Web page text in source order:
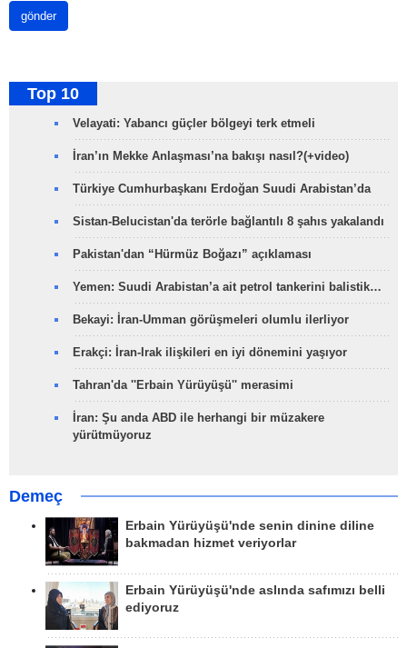
gönder
Top 10
Velayati: Yabancı güçler bölgeyi terk etmeli
İran’ın Mekke Anlaşması’na bakışı nasıl?(+video)
Türkiye Cumhurbaşkanı Erdoğan Suudi Arabistan’da
Sistan-Belucistan'da terörle bağlantılı 8 şahıs yakalandı
Pakistan'dan “Hürmüz Boğazı” açıklaması
Yemen: Suudi Arabistan’a ait petrol tankerini balistik…
Bekayi: İran-Umman görüşmeleri olumlu ilerliyor
Erakçi: İran-Irak ilişkileri en iyi dönemini yaşıyor
Tahran'da ''Erbain Yürüyüşü'' merasimi
İran: Şu anda ABD ile herhangi bir müzakere
yürütmüyoruz
Demeç
Erbain Yürüyüşü'nde senin dinine diline
bakmadan hizmet veriyorlar
Erbain Yürüyüşü'nde aslında safımızı belli
ediyoruz